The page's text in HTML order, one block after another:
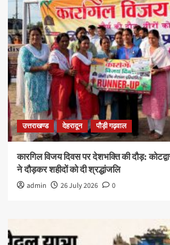
उत्तराखण्ड देहरादून पौड़ी गढ़वाल
कारगिल विजय दिवस पर देशभक्ति की दौड़:
ने दौड़कर शहीदों को दी श्रद्धांजलि
admin 26 July 2026 0